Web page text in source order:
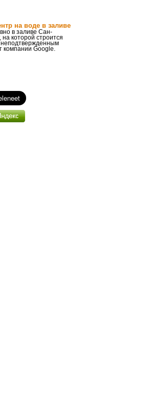
на воде в заливе
в заливе Сан-
которой строится
компании Google.